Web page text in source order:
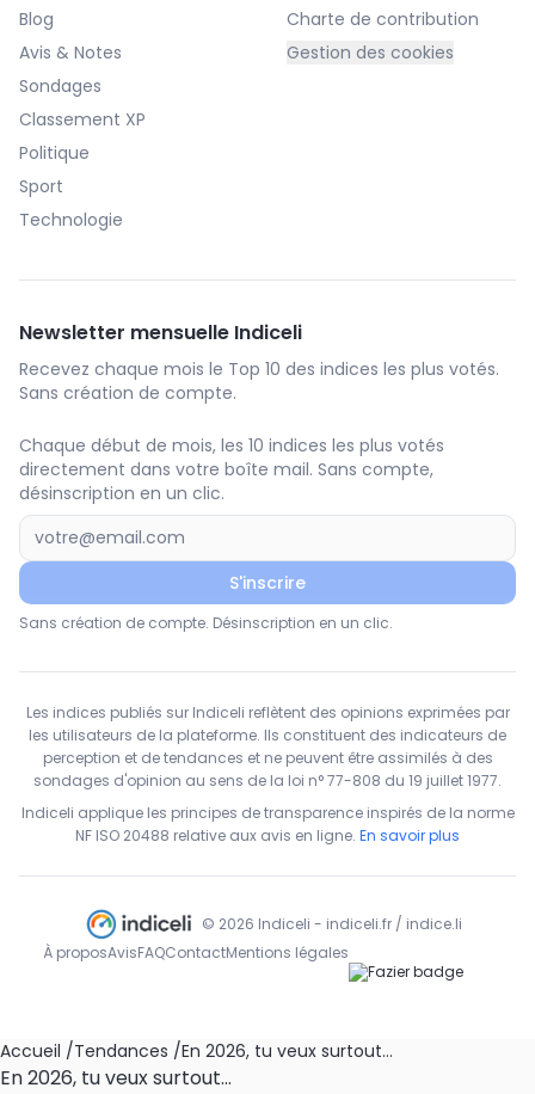
Blog
Avis & Notes
Sondages
Classement XP
Politique
Sport
Technologie
Charte de contribution
Gestion des cookies
Newsletter mensuelle Indiceli
Recevez chaque mois le Top 10 des indices les plus votés.
Sans création de compte.
Chaque début de mois, les 10 indices les plus votés
directement dans votre boîte mail. Sans compte,
désinscription en un clic.
S'inscrire
Sans création de compte. Désinscription en un clic.
Les indices publiés sur Indiceli reflètent des opinions exprimées par
les utilisateurs de la plateforme. Ils constituent des indicateurs de
perception et de tendances et ne peuvent être assimilés à des
sondages d'opinion au sens de la loi n° 77-808 du 19 juillet 1977.
Indiceli applique les principes de transparence inspirés de la norme
NF ISO 20488 relative aux avis en ligne. En savoir plus
© 2026 Indiceli - indiceli.fr / indice.li
À proposAvisFAQContactMentions légales
Accueil /Tendances /En 2026, tu veux surtout…
En 2026, tu veux surtout…